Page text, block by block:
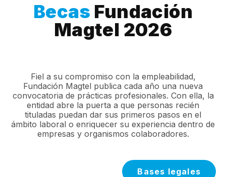
Becas Fundación
Magtel 2026
Fiel a su compromiso con la empleabilidad,
Fundación Magtel publica cada año una nueva
convocatoria de prácticas profesionales. Con ella, la
entidad abre la puerta a que personas recién
tituladas puedan dar sus primeros pasos en el
ámbito laboral o enriquecer su experiencia dentro de
empresas y organismos colaboradores.
Bases legales